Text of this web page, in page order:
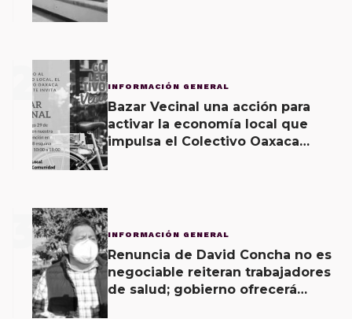
2 INFORMACIÓN GENERAL
Bazar Vecinal una acción para
activar la economía local que
impulsa el Colectivo Oaxaca
3 INFORMACIÓN GENERAL
Renuncia de David Concha no es
negociable reiteran trabajadores
de salud; gobierno ofrecerá